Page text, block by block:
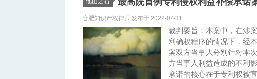
合肥知识产权律师 发布于 2022-07-31
裁判要旨：本案中，在涉
利确权程序的情况下，经
案双方当事人分别针对本
方当事人利益造成的不利
承诺的核心在于专利权被